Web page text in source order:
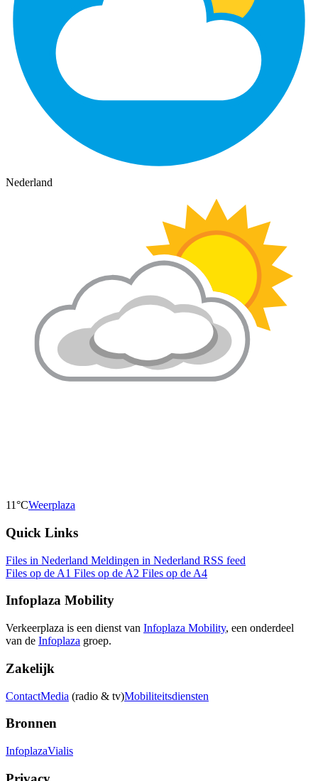
Nederland
11°CWeerplaza
Quick Links
Files in Nederland Meldingen in Nederland RSS feed
Files op de A1 Files op de A2 Files op de A4
Infoplaza Mobility
Verkeerplaza is een dienst van Infoplaza Mobility, een onderdeel
van de Infoplaza groep.
Zakelijk
ContactMedia (radio & tv)Mobiliteitsdiensten
Bronnen
InfoplazaVialis